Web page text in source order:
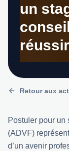
un
réussir
Retour aux
Postuler pour un
(ADVF)
d’un avenir